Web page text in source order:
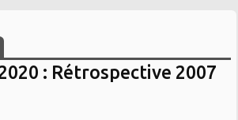
: Rétrospective 2007